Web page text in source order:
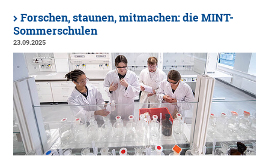
Forschen, staunen, mitmachen: die MINT-
Sommerschulen
23.09.2025